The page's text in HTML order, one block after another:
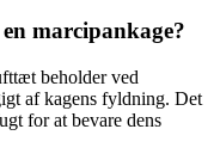
marcipankage?
beholder ved
af kagens fyldning. Det
for at bevare dens